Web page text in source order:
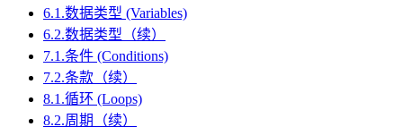
6.1.数据类型 (Variables)
6.2.数据类型（续）
7.1.条件 (Conditions)
7.2.条款（续）
8.1.循环 (Loops)
8.2.周期（续）